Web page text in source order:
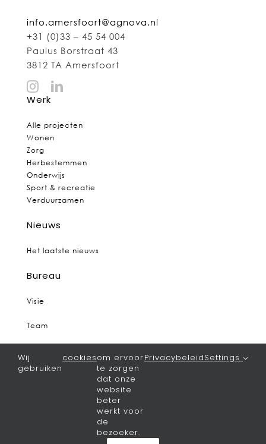
info.amersfoort@agnova.nl
+31 (0)33 – 45 54 004
Paulus Borstraat 43
3812 TA Amersfoort
Werk
Alle projecten
Wonen
Zorg
Herbestemmen
Onderwijs
Sport & recreatie
Verduurzamen
Nieuws
Het laatste nieuws
Bureau
Visie
Team
Contact
Wij
gebruiken
cookiesom ervoor
te zorgen
dat onze
website
beter
werkt voor
de
bezoeker.
PrivacybeleidSettings